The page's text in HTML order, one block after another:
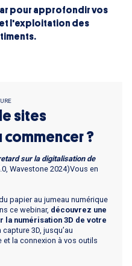
pour approfondir vos
et l'exploitation des
sites
commencer ?
sur la digitalisation de
Wavestone 2024)Vous en
papier au jumeau numérique
ce webinar, découvrez une
numérisation 3D de votre
3D, jusqu’au
la connexion à vos outils